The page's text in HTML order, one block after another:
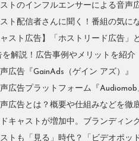
トのインフルエンサーによる音
ト配信者さんに聞く！番組の気に
ャスト広告】「ホストリード広告
解説！広告事例やメリットを紹介
広告『GainAds（ゲイン アズ）』
広告プラットフォーム『Audiomob
広告とは？概要や仕組みなどを徹
キャストが増加中。ブランディン
トも「見る」時代？「ビデオポッ